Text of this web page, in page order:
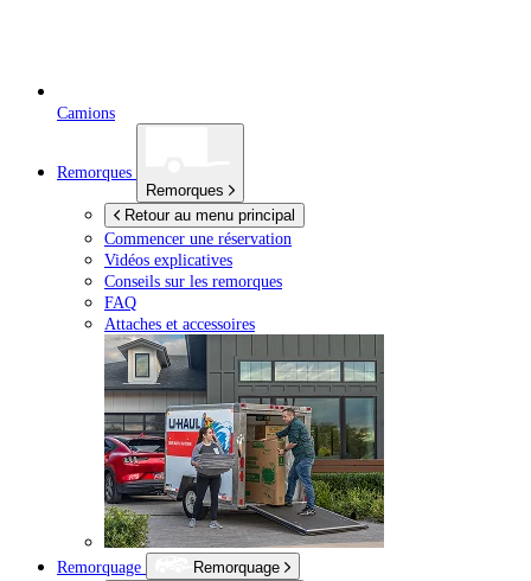
Camions
Remorques
Remorques
Retour au menu principal
Commencer une réservation
Vidéos explicatives
Conseils sur les remorques
FAQ
Attaches et accessoires
Remorquage
Remorquage